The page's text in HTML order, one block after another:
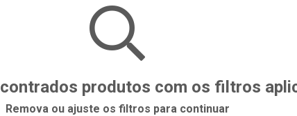
produtos com os filtros
Remova ou ajuste os filtros para continuar